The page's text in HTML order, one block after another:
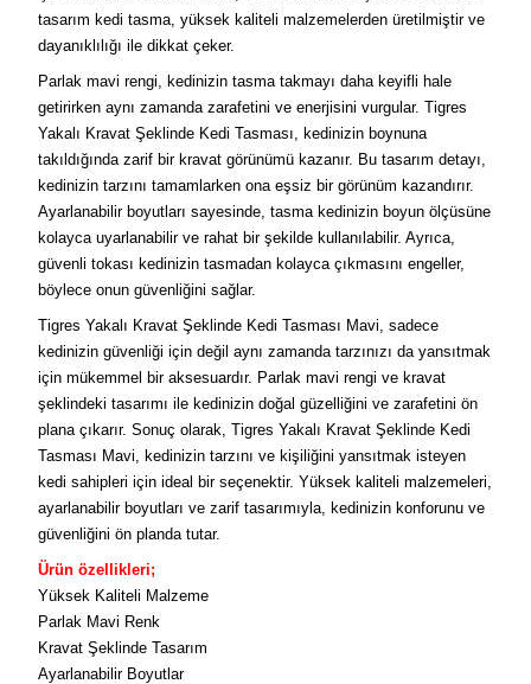
tasarım kedi tasma, yüksek kaliteli malzemelerden üretilmiştir ve
dayanıklılığı ile dikkat çeker.
Parlak mavi rengi, kedinizin tasma takmayı daha keyifli hale
getirirken aynı zamanda zarafetini ve enerjisini vurgular. Tigres
Yakalı Kravat Şeklinde Kedi Tasması, kedinizin boynuna
takıldığında zarif bir kravat görünümü kazanır. Bu tasarım detayı,
kedinizin tarzını tamamlarken ona eşsiz bir görünüm kazandırır.
Ayarlanabilir boyutları sayesinde, tasma kedinizin boyun ölçüsüne
kolayca uyarlanabilir ve rahat bir şekilde kullanılabilir. Ayrıca,
güvenli tokası kedinizin tasmadan kolayca çıkmasını engeller,
böylece onun güvenliğini sağlar.
Tigres Yakalı Kravat Şeklinde Kedi Tasması Mavi, sadece
kedinizin güvenliği için değil aynı zamanda tarzınızı da yansıtmak
için mükemmel bir aksesuardır. Parlak mavi rengi ve kravat
şeklindeki tasarımı ile kedinizin doğal güzelliğini ve zarafetini ön
plana çıkarır. Sonuç olarak, Tigres Yakalı Kravat Şeklinde Kedi
Tasması Mavi, kedinizin tarzını ve kişiliğini yansıtmak isteyen
kedi sahipleri için ideal bir seçenektir. Yüksek kaliteli malzemeleri,
ayarlanabilir boyutları ve zarif tasarımıyla, kedinizin konforunu ve
güvenliğini ön planda tutar.
Ürün özellikleri;
Yüksek Kaliteli Malzeme
Parlak Mavi Renk
Kravat Şeklinde Tasarım
Ayarlanabilir Boyutlar